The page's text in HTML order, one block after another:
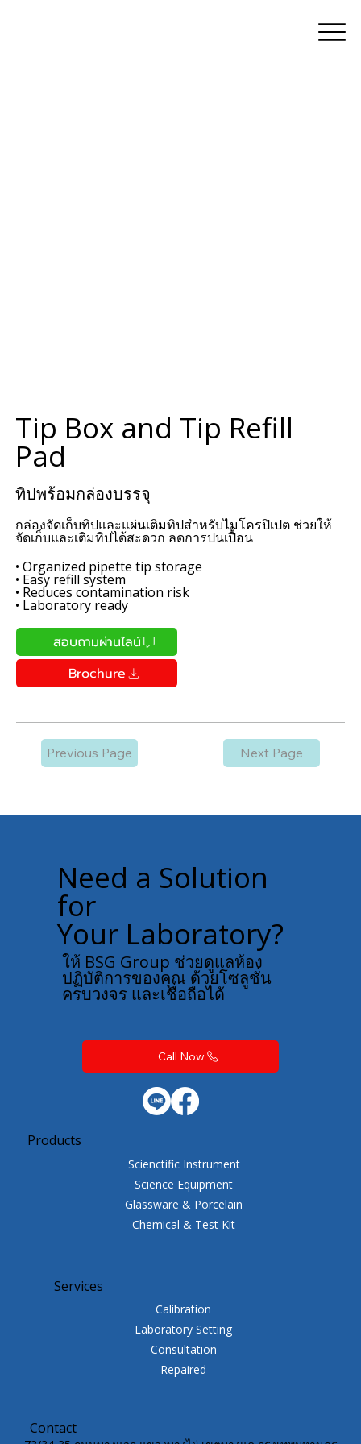
Tip Box and Tip Refill
Pad
ทิปพร้อมกล่องบรรจุ
กล่องจัดเก็บทิปและแผ่นเติมทิปสำหรับไมโครปิเปต ช่วยให้
จัดเก็บและเติมทิปได้สะดวก ลดการปนเปื้อน
• Organized pipette tip storage
• Easy refill system
• Reduces contamination risk
• Laboratory ready
สอบถามผ่านไลน์
Brochure
Previous Page Next Page
Need a Solution
for
Your Laboratory?
ให้ BSG Group ช่วยดูแลห้อง
ปฏิบัติการของคุณ ด้วยโซลูชั่น
ครบวงจร และเชื่อถือได้
Call Now
Products
Scienctific Instrument
Science Equipment
Glassware & Porcelain
Chemical & Test Kit
Services
Calibration
Laboratory Setting
Consultation
Repaired
Contact